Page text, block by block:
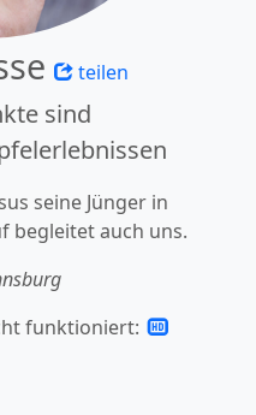
teilen
sind
seine Jünger in
begleitet auch uns.
funktioniert: